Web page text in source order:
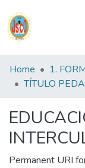
Communities
&
All of DSpace
Home
TÍTULO
Permanent URI